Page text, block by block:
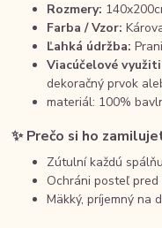
Rozmery:
Farba / Vzor:
Ľahká údržba:
Viacúčelové
dekoračný prvok
materiál: 100%
✨Prečo si ho
Zútulní každú
Ochráni posteľ
Mäkký, príjemný na